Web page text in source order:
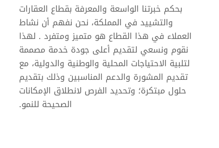
بحكم خبرتنا الواسعة والمعرفة بقطاع العقارات
والتشييد في المملكة، نحن نفهم أن نشاط
العملاء في هذا القطاع هو متميز ومتفرد . لهذا
نقوم ونسعي لتقديم أعلى جودة خدمة مصممة
لتلبية الاحتياجات المحلية والوطنية والدولية، مع
تقديم المشورة والدعم المناسبين وذلك بتقديم
حلول مبتكرة؛ وتحديد الفرص لانطلاق الإمكانات
الصحيحة للنمو.